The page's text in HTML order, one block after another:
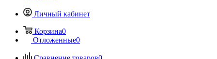
Личный кабинет
Корзина0
Отложенные0